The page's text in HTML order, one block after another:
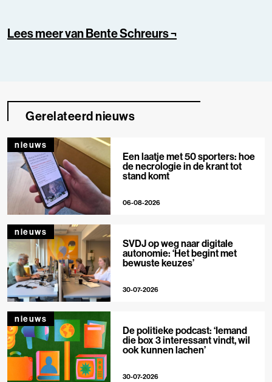
Lees meer van Bente Schreurs ¬
Gerelateerd nieuws
nieuws
Een laatje met 50 sporters: hoe
de necrologie in de krant tot
stand komt
06-08-2026
nieuws
SVDJ op weg naar digitale
autonomie: ‘Het begint met
bewuste keuzes’
30-07-2026
nieuws
De politieke podcast: ‘Iemand
die box 3 interessant vindt, wil
ook kunnen lachen’
30-07-2026